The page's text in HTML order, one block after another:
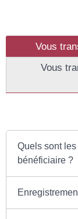
Vous
Vous
Quels sont
bénéficiaire ?